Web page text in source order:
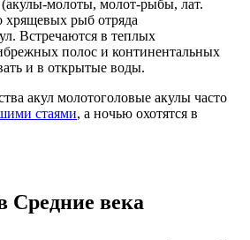
молоты, молот-рыбы, лат.
хрящевых рыб отряда
Встречаются в теплых
полос и континентальных
и в открытые воды.
акул молотоголовые акулы часто
стаями, а ночью охотятся в
Средние века